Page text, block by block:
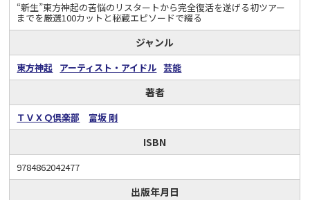
“新生”東方神起の苦悩のリスタートから完全復活を遂げる初ツアー
までを厳選100カットと秘蔵エピソードで綴る
ジャンル
東方神起 アーティスト・アイドル 芸能
著者
ＴＶＸＱ倶楽部 富坂 剛
ISBN
9784862042477
出版年月日